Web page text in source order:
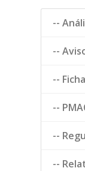
--
--
--
--
--
--